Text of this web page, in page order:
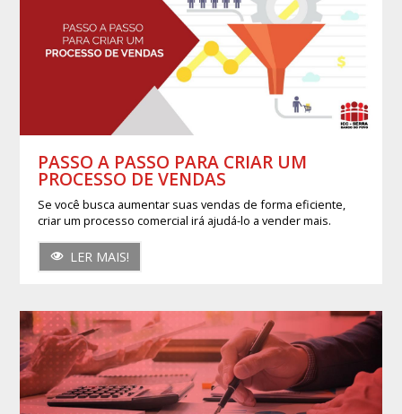
PASSO A PASSO PARA CRIAR UM
PROCESSO DE VENDAS
Se você busca aumentar suas vendas de forma eficiente,
criar um processo comercial irá ajudá-lo a vender mais.
LER MAIS!